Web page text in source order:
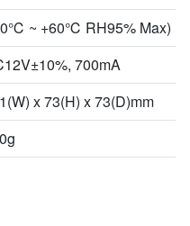
~ +60℃ RH95% Max)
700mA
x 73(H) x 73(D)mm